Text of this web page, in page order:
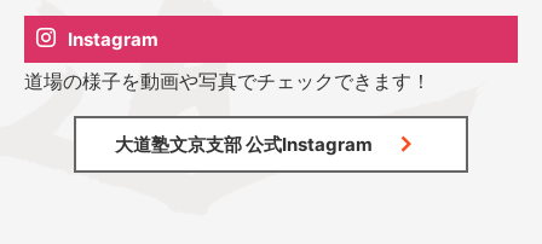
Instagram
道場の様子を動画や写真でチェックできます！
大道塾文京支部 公式Instagram